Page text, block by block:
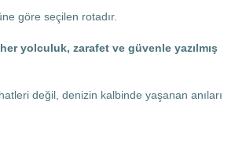
göre seçilen rotadır.
her yolculuk, zarafet ve güvenle yazılmış
değil, denizin kalbinde yaşanan anıları